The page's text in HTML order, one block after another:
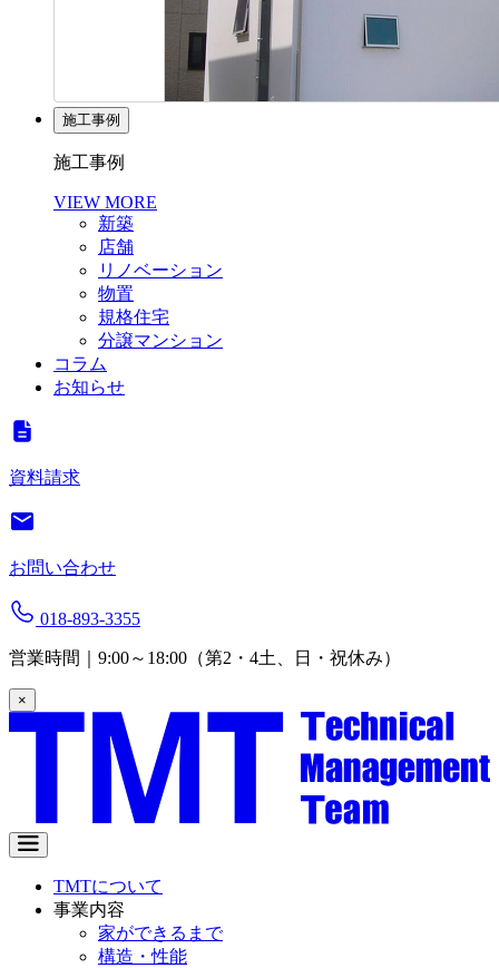
施工事例
施工事例
VIEW MORE
新築
店舗
リノベーション
物置
規格住宅
分譲マンション
コラム
お知らせ
資料請求
お問い合わせ
018-893-3355
営業時間｜9:00～18:00（第2・4土、日・祝休み）
×
TMTについて
事業内容
家ができるまで
構造・性能